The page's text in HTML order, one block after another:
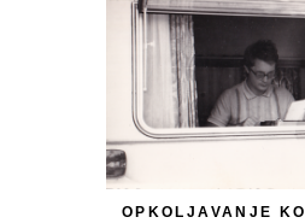
OPKOLJAVANJE